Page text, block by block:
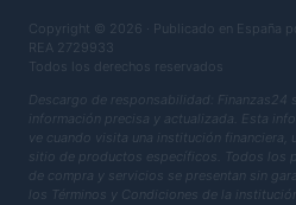
Copyright © 2026 · Publicado en España
REA 2729933
Todos los derechos reservados
Descargo de responsabilidad: Finanzas24
información precisa y actualizada. Esta
ve cuando visita una institución financiera,
sitio de productos específicos. Todos los
de compra y servicios se presentan sin
los Términos y Condiciones de la